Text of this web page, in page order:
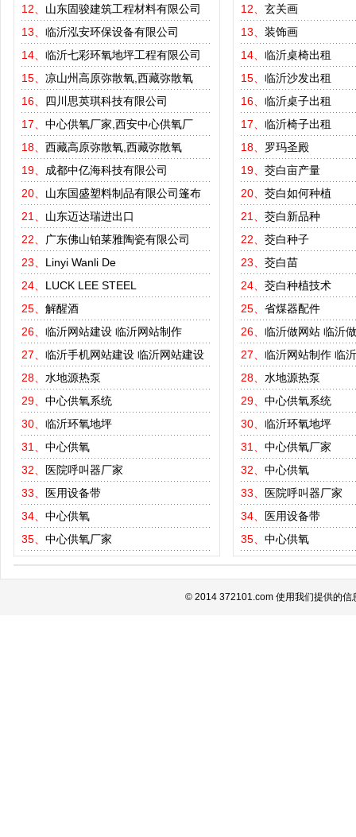
12、 山东固骏建筑工程材料有限公司
13、 临沂泓安环保设备有限公司
14、 临沂七彩环氧地坪工程有限公司
15、 凉山州高原弥散氧,西藏弥散氧
16、 四川思英琪科技有限公司
17、 中心供氧厂家,西安中心供氧厂
18、 西藏高原弥散氧,西藏弥散氧
19、 成都中亿海科技有限公司
20、 山东国盛塑料制品有限公司篷布
21、 山东迈达瑞进出口
22、
广东佛山铂莱雅陶瓷有限公司
23、 Linyi Wanli De
24、 LUCK LEE STEEL
25、 解醒酒
26、 临沂网站建设 临沂网站制作
27、 临沂手机网站建设 临沂网站建设
28、 水地源热泵
29、 中心供氧系统
30、 临沂环氧地坪
31、 中心供氧
32、
医院呼叫器厂家
33、
医用设备带
34、 中心供氧
35、 中心供氧厂家
12、 玄关画
13、 装饰画
14、 临沂桌椅出租
15、 临沂沙发出租
16、 临沂桌子出租
17、 临沂椅子出租
18、 罗玛圣殿
19、 茭白亩产量
20、 茭白如何种植
21、 茭白新品种
22、 茭白种子
23、 茭白苗
24、 茭白种植技术
25、 省煤器配件
26、 临沂做网站 临沂
27、 临沂网站制作 临
28、 水地源热泵
29、 中心供氧系统
30、 临沂环氧地坪
31、 中心供氧厂家
32、 中心供氧
33、
医院呼叫器厂家
34、
医用设备带
35、 中心供氧
© 2014 372101.com 使用我们提供的信